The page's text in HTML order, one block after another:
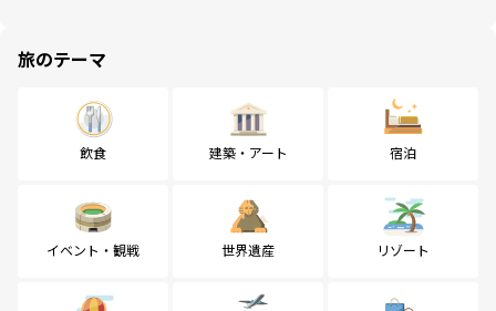
旅のテーマ
飲食 建築・アート 宿泊
イベント・観戦 世界遺産 リゾート